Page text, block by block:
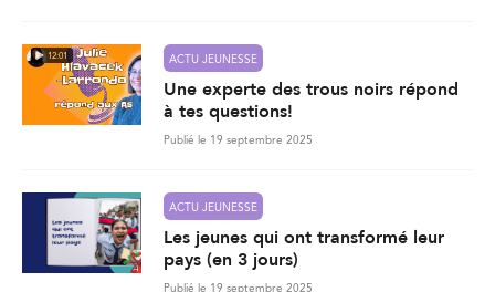
12:01 ACTU JEUNESSE
Une experte des trous noirs répond
à tes questions!
Publié le 19 septembre 2025
ACTU JEUNESSE
Les jeunes qui ont transformé leur
pays (en 3 jours)
Publié le 19 septembre 2025